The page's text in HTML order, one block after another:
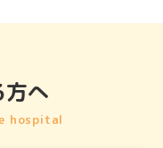
へ
hospital